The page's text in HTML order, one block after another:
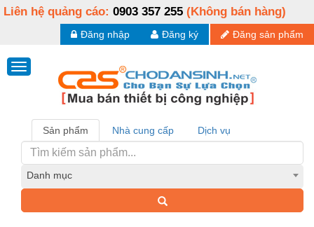
Liên hệ quảng cáo: 0903 357 255 (Không bán hàng)
Đăng sản phẩm
Đăng ký
Đăng nhập
Sản phẩm Nhà cung cấp Dịch vụ
Danh mục